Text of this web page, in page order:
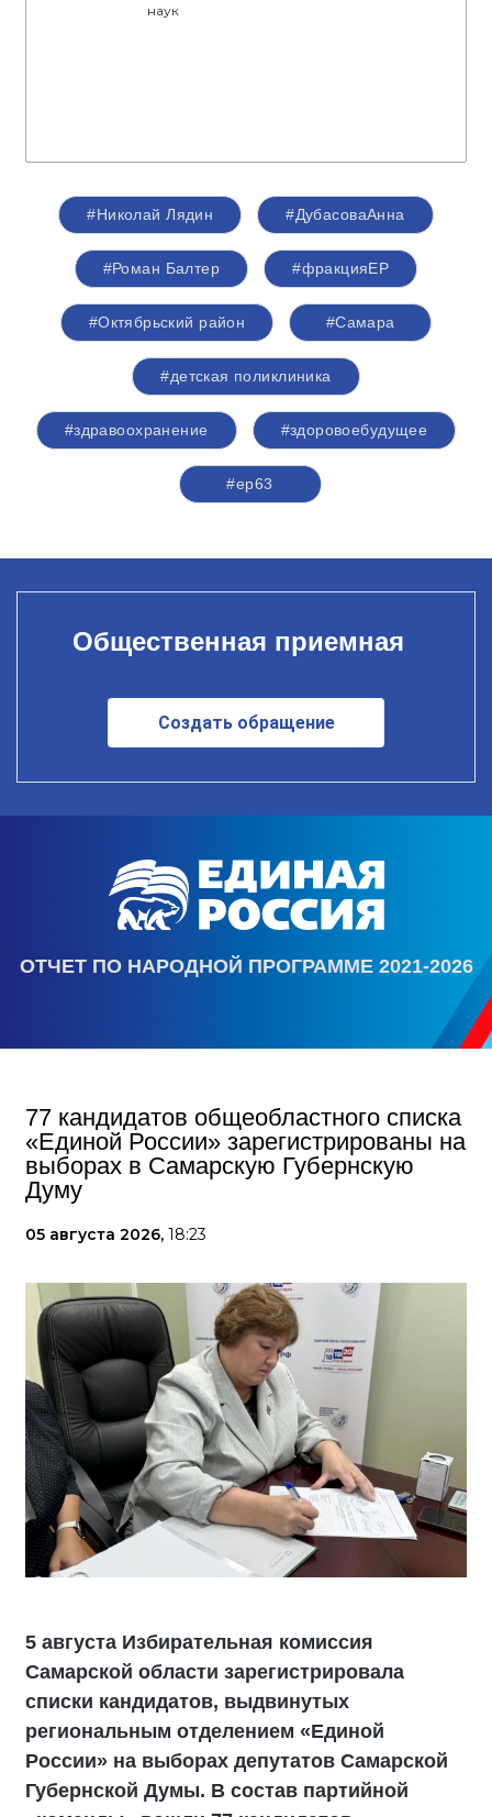
наук
#Николай Лядин #ДубасоваАнна
#Роман Балтер #фракцияЕР
#Октябрьский район #Самара
#детская поликлиника
#здравоохранение​ #здоровоебудущее
#ер63
Общественная приемная
Создать обращение
ОТЧЕТ ПО НАРОДНОЙ ПРОГРАММЕ 2021-2026
77 кандидатов общеобластного списка
«Единой России» зарегистрированы на
выборах в Самарскую Губернскую
Думу
05 августа 2026, 18:23
5 августа Избирательная комиссия
Самарской области зарегистрировала
списки кандидатов, выдвинутых
региональным отделением «Единой
России» на выборах депутатов Самарской
Губернской Думы. В состав партийной